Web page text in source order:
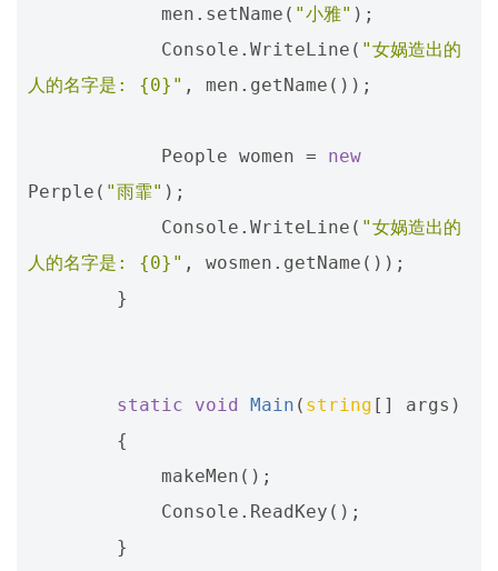
men . setName ( "小雅" );
Console . WriteLine ( "女娲造出的
人的名字是: {0}" , men . getName ());
People women =
new
Perple ( "雨霏" );
Console . WriteLine ( "女娲造出的
人的名字是: {0}" , wosmen . getName ());
}
static void Main ( string [] args )
{
makeMen ();
Console . ReadKey ();
}